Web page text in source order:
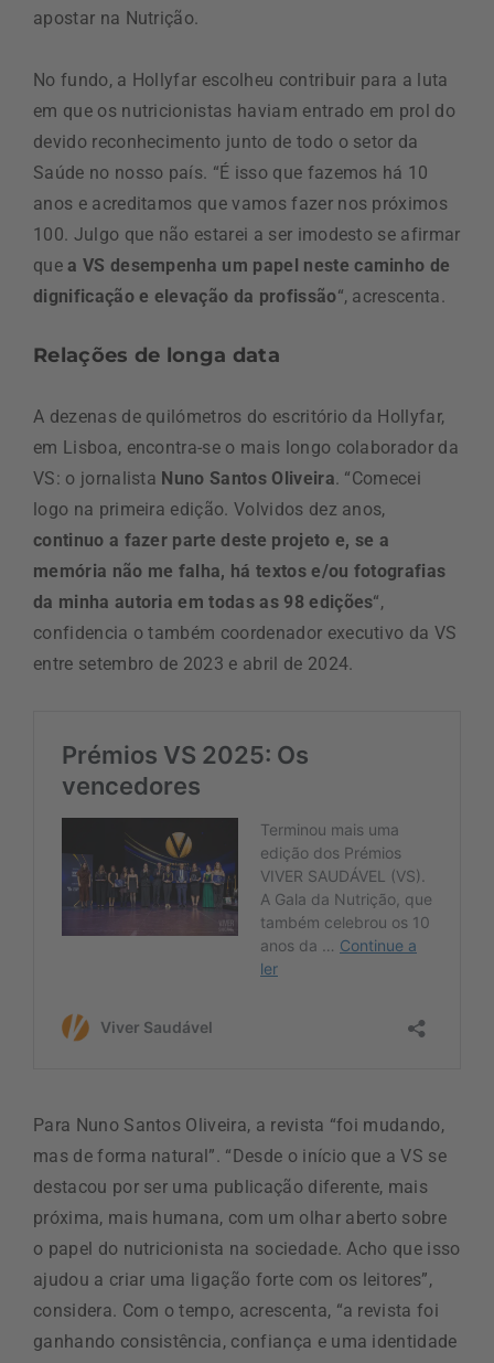
apostar na Nutrição.
No fundo, a Hollyfar escolheu contribuir para a luta
em que os nutricionistas haviam entrado em prol do
devido reconhecimento junto de todo o setor da
Saúde no nosso país. “É isso que fazemos há 10
anos e acreditamos que vamos fazer nos próximos
100. Julgo que não estarei a ser imodesto se afirmar
quea VS desempenha um papel neste caminho de
dignificação e elevação da profissão“, acrescenta.
Relações de longa data
A dezenas de quilómetros do escritório da Hollyfar,
em Lisboa, encontra-se o mais longo colaborador da
VS: o jornalista Nuno Santos Oliveira. “Comecei
logo na primeira edição. Volvidos dez anos,
continuo a fazer parte deste projeto e, se a
memória não me falha, há textos e/ou fotografias
da minha autoria em todas as 98 edições“,
confidencia o também coordenador executivo da VS
entre setembro de 2023 e abril de 2024.
Para Nuno Santos Oliveira, a revista “foi mudando,
mas de forma natural”. “Desde o início que a VS se
destacou por ser uma publicação diferente, mais
próxima, mais humana, com um olhar aberto sobre
o papel do nutricionista na sociedade. Acho que isso
ajudou a criar uma ligação forte com os leitores”,
considera. Com o tempo, acrescenta, “a revista foi
ganhando consistência, confiança e uma identidade